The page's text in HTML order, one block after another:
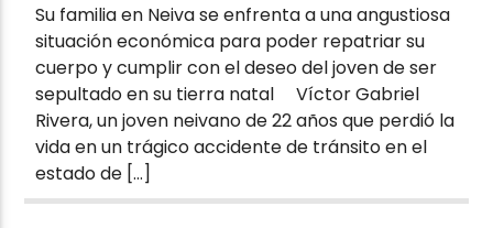
Su familia en Neiva se enfrenta a una angustiosa
situación económica para poder repatriar su
cuerpo y cumplir con el deseo del joven de ser
sepultado en su tierra natal Víctor Gabriel
Rivera, un joven neivano de 22 años que perdió la
vida en un trágico accidente de tránsito en el
estado de […]